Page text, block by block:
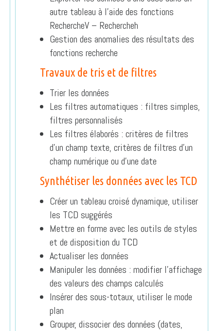
autre tableau à l’aide des fonctions
RechercheV – Rechercheh
Gestion des anomalies des résultats des
fonctions recherche
Travaux de tris et de filtres
Trier les données
Les filtres automatiques : filtres simples,
filtres personnalisés
Les filtres élaborés : critères de filtres
d’un champ texte, critères de filtres d’un
champ numérique ou d’une date
Synthétiser les données avec les TCD
Créer un tableau croisé dynamique, utiliser
les TCD suggérés
Mettre en forme avec les outils de styles
et de disposition du TCD
Actualiser les données
Manipuler les données : modifier l’affichage
des valeurs des champs calculés
Insérer des sous-totaux, utiliser le mode
plan
Grouper, dissocier des données (dates,